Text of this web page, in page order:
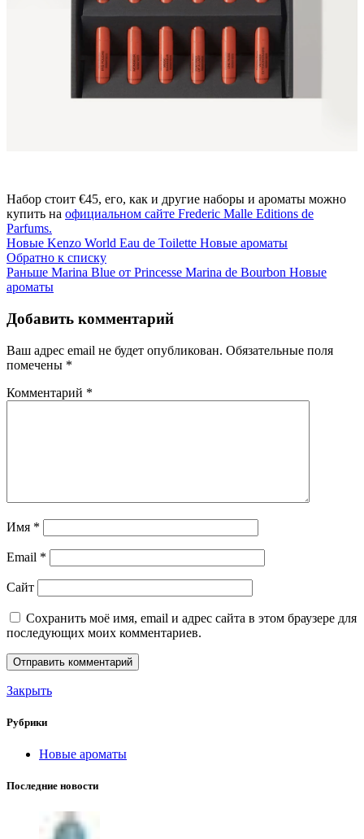
Набор стоит €45, его, как и другие наборы и ароматы можно
купить на официальном сайте Frederic Malle Editions de
Parfums.
Новые Kenzo World Eau de Toilette Новые ароматы
Обратно к списку
Раньше Marina Blue от Princesse Marina de Bourbon Новые
ароматы
Добавить комментарий
Ваш адрес email не будет опубликован. Обязательные поля
помечены *
Комментарий *
Имя *
Email *
Сайт
Сохранить моё имя, email и адрес сайта в этом браузере для
последующих моих комментариев.
Закрыть
Рубрики
Новые ароматы
Последние новости